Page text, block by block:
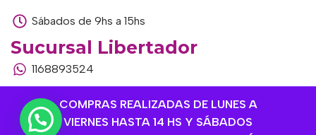
COMPRAS REALIZADAS DE LUNES A
VIERNES HASTA 14 HS Y SÁBADOS
Sábados de 9hs a 15hs
Sucursal Libertador
1168893524
Av. del Libertador 1915, Vte. López, Provincia de
Buenos Aires